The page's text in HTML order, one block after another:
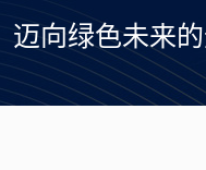
迈向绿色未来